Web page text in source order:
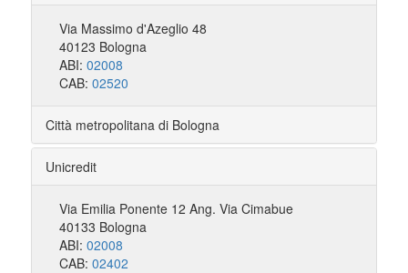
Via Massimo d'Azeglio 48
40123 Bologna
ABI: 02008
CAB: 02520
Città metropolitana di Bologna
Unicredit
Via Emilia Ponente 12 Ang. Via Cimabue
40133 Bologna
ABI: 02008
CAB: 02402